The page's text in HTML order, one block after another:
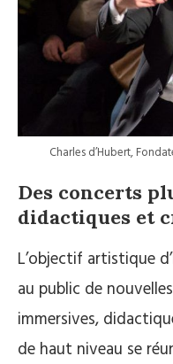
Charles d’Hubert,
Des concerts
didactiques et
L’objectif artistique
au public de
immersives,
de haut niveau se